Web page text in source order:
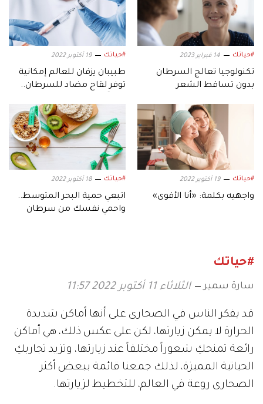
#حياتك 14 فبراير 2023
تكنولوجيا تعالج السرطان
بدون تساقط الشعر
#حياتك 19 أكتوبر 2022
طبيبان يزفان للعالم إمكانية
توفر لقاح مضاد للسرطان..
#حياتك 19 أكتوبر 2022
واجهيه بكلمة: «أنا الأقوى»
#حياتك 18 أكتوبر 2022
اتبعي حمية البحر المتوسط..
واحمي نفسك من سرطان
#حياتك
سارة سمير الثلاثاء 11 أكتوبر 2022 11:57
قد يفكر الناس في الصحارى على أنها أماكن شديدة
الحرارة لا يمكن زيارتها، لكن على عكس ذلك، هي أماكن
رائعة تمنحكِ شعوراً مختلفاً عند زيارتها، وتزيد تجاربكِ
الحياتية المميزة، لذلك جمعنا قائمة ببعض أكثر
الصحارى روعة في العالم، للتخطيط لزيارتها.